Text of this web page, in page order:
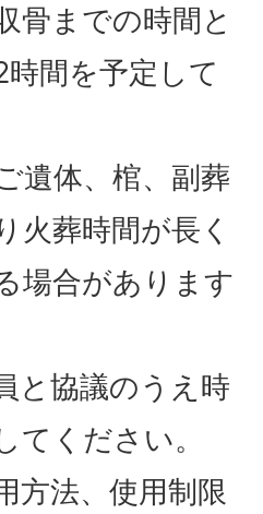
骨までの時間と
時間を予定して
遺体、棺、副葬
火葬時間が長く
場合があります
と協議のうえ時
てください。
方法、使用制限